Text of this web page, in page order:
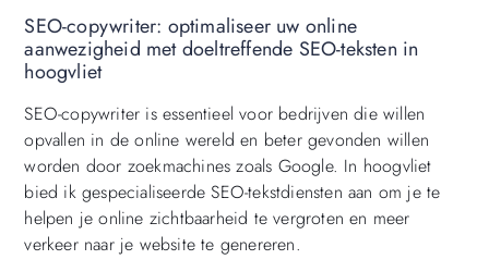
SEO-copywriter: optimaliseer uw online
aanwezigheid met doeltreffende SEO-teksten in
hoogvliet
SEO-copywriter is essentieel voor bedrijven die willen
opvallen in de online wereld en beter gevonden willen
worden door zoekmachines zoals Google. In hoogvliet
bied ik gespecialiseerde SEO-tekstdiensten aan om je te
helpen je online zichtbaarheid te vergroten en meer
verkeer naar je website te genereren.